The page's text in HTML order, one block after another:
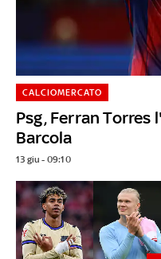
Psg, Ferran
Barcola
CALCIOMERCATO
13 giu - 09:10